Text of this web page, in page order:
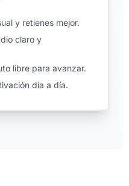
y retienes mejor.
claro y
libre para avanzar.
día a día.